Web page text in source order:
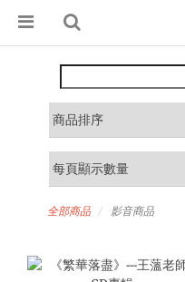
全部商品 影音商品